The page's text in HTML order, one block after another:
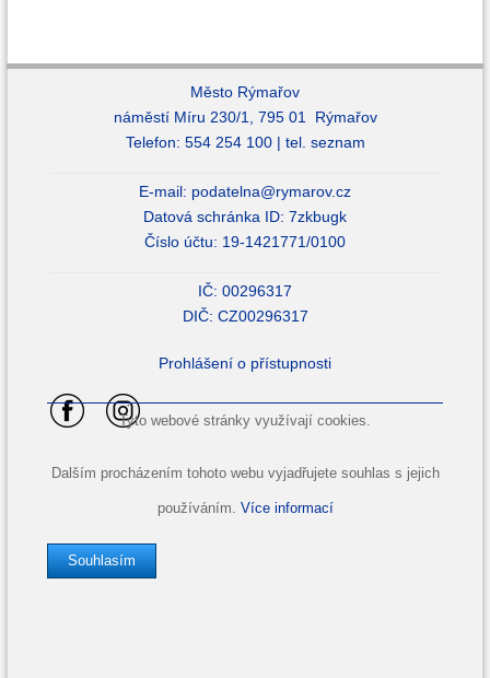
Město Rýmařov
náměstí Míru 230/1, 795 01 Rýmařov
Telefon: 554 254 100 | tel. seznam
E-mail: podatelna@rymarov.cz
Datová schránka ID: 7zkbugk
Číslo účtu: 19-1421771/0100
IČ: 00296317
DIČ: CZ00296317
Prohlášení o přístupnosti
Tyto webové stránky využívají cookies.
Dalším procházením tohoto webu vyjadřujete souhlas s jejich
používáním. Více informací
Souhlasím